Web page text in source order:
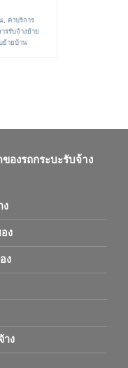
,ค่าบริการ
รรับจ้างย้าย
ย้ายบ้าน
องรถกระบะรับจ้าง
ง
ง
ง
าง